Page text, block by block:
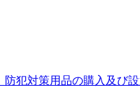
犯対策用品の購入及び